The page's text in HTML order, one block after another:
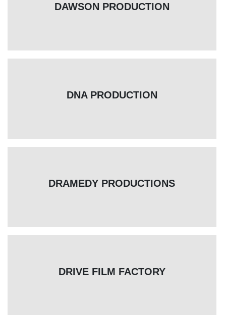
DAWSON PRODUCTION
DNA PRODUCTION
DRAMEDY PRODUCTIONS
DRIVE FILM FACTORY